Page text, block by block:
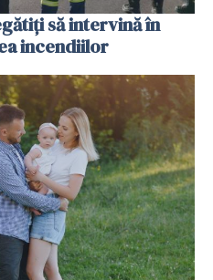
să intervină în
incendiilor